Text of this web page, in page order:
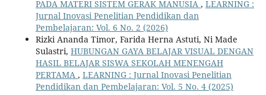
PADA MATERI SISTEM GERAK MANUSIA , LEARNING :
Jurnal Inovasi Penelitian Pendidikan dan
Pembelajaran: Vol. 6 No. 2 (2026)
Rizki Ananda Timor, Farida Herna Astuti, Ni Made
Sulastri, HUBUNGAN GAYA BELAJAR VISUAL DENGAN
HASIL BELAJAR SISWA SEKOLAH MENENGAH
PERTAMA , LEARNING : Jurnal Inovasi Penelitian
Pendidikan dan Pembelajaran: Vol. 5 No. 4 (2025)